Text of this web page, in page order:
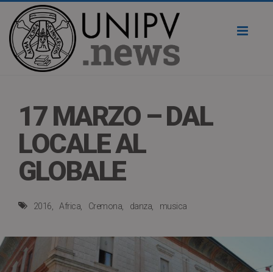
17 MARZO – DAL
LOCALE AL
GLOBALE
2016 Africa Cremona danza musica